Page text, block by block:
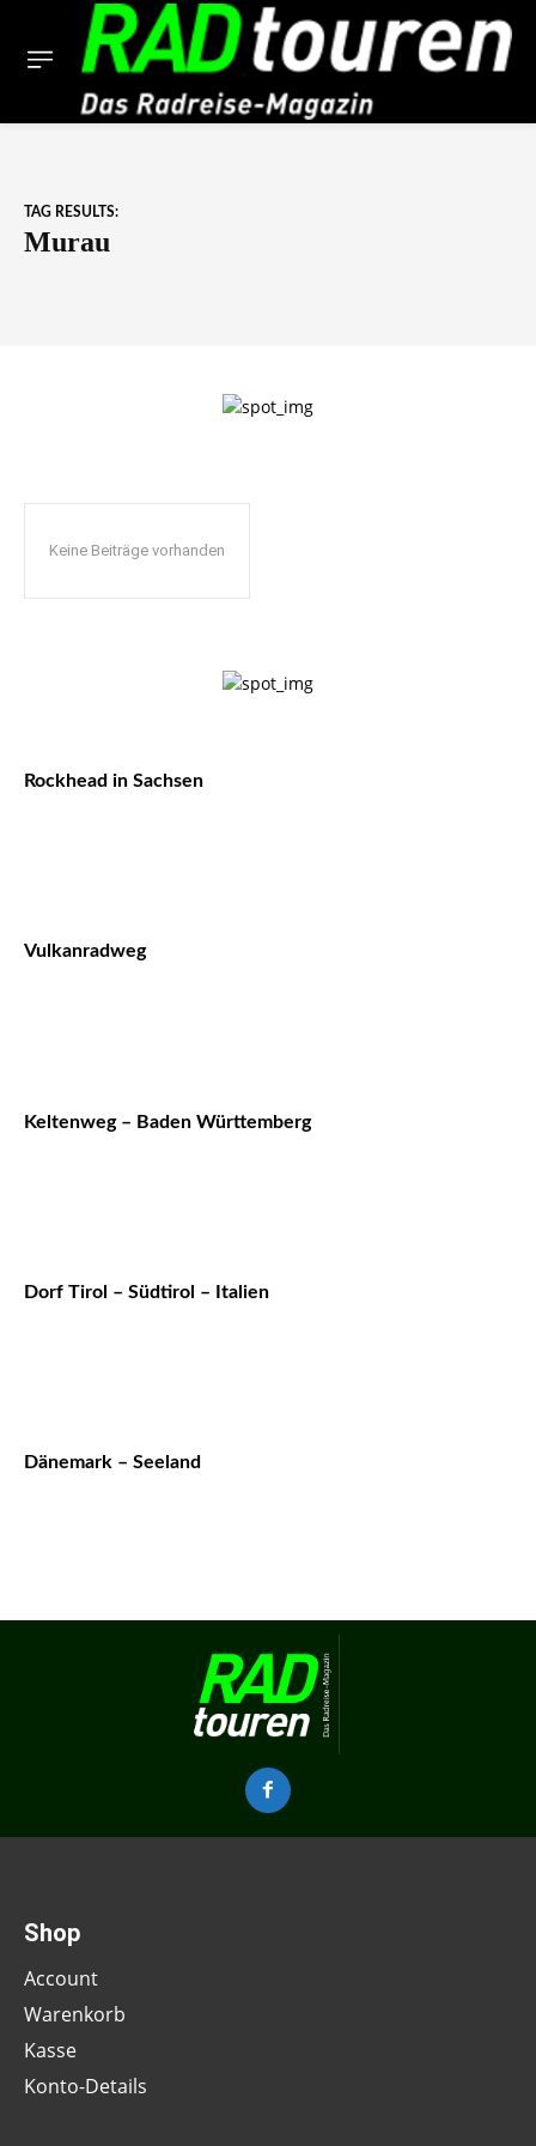
TAG RESULTS:
Murau
Keine Beiträge vorhanden
Rockhead in Sachsen
Vulkanradweg
Keltenweg – Baden Württemberg
Dorf Tirol – Südtirol – Italien
Dänemark – Seeland
Shop
Account
Warenkorb
Kasse
Konto-Details